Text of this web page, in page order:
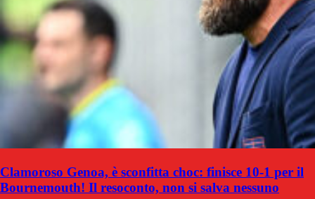
Clamoroso Genoa, è sconfitta choc: finisce 10-1 per il
Bournemouth! Il resoconto, non si salva nessuno